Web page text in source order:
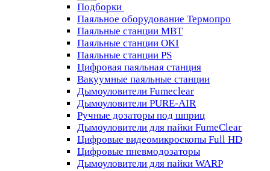
Подборки
Паяльное оборудование Термопро
Паяльные станции MBT
Паяльные станции OKI
Паяльные станции PS
Цифровая паяльная станция
Вакуумные паяльные станции
Дымоуловители Fumeclear
Дымоуловители PURE-AIR
Ручные дозаторы под шприц
Дымоуловители для пайки FumeClear
Цифровые видеомикроскопы Full HD
Цифровые пневмодозаторы
Дымоуловители для пайки WARP